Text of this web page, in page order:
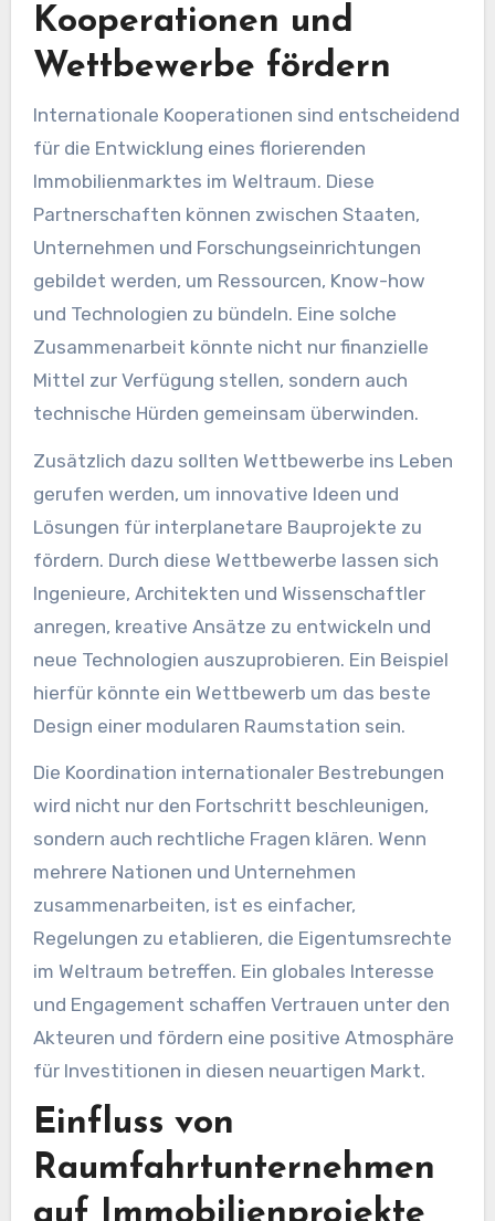
Kooperationen und
Wettbewerbe fördern
Internationale Kooperationen sind entscheidend
für die Entwicklung eines florierenden
Immobilienmarktes im Weltraum. Diese
Partnerschaften können zwischen Staaten,
Unternehmen und Forschungseinrichtungen
gebildet werden, um Ressourcen, Know-how
und Technologien zu bündeln. Eine solche
Zusammenarbeit könnte nicht nur finanzielle
Mittel zur Verfügung stellen, sondern auch
technische Hürden gemeinsam überwinden.
Zusätzlich dazu sollten Wettbewerbe ins Leben
gerufen werden, um innovative Ideen und
Lösungen für interplanetare Bauprojekte zu
fördern. Durch diese Wettbewerbe lassen sich
Ingenieure, Architekten und Wissenschaftler
anregen, kreative Ansätze zu entwickeln und
neue Technologien auszuprobieren. Ein Beispiel
hierfür könnte ein Wettbewerb um das beste
Design einer modularen Raumstation sein.
Die Koordination internationaler Bestrebungen
wird nicht nur den Fortschritt beschleunigen,
sondern auch rechtliche Fragen klären. Wenn
mehrere Nationen und Unternehmen
zusammenarbeiten, ist es einfacher,
Regelungen zu etablieren, die Eigentumsrechte
im Weltraum betreffen. Ein globales Interesse
und Engagement schaffen Vertrauen unter den
Akteuren und fördern eine positive Atmosphäre
für Investitionen in diesen neuartigen Markt.
Einfluss von
Raumfahrtunternehmen